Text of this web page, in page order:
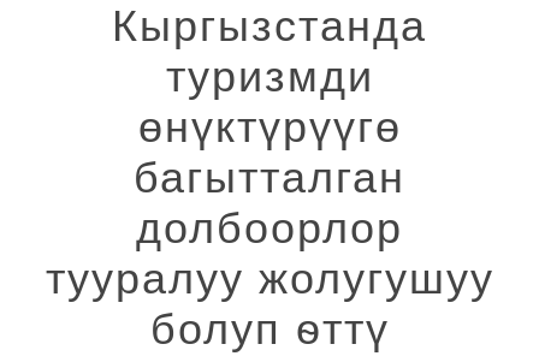
Кыргызстанда
туризмди
өнүктүрүүгө
багытталган
долбоорлор
тууралуу жолугушуу
болуп ѳттү